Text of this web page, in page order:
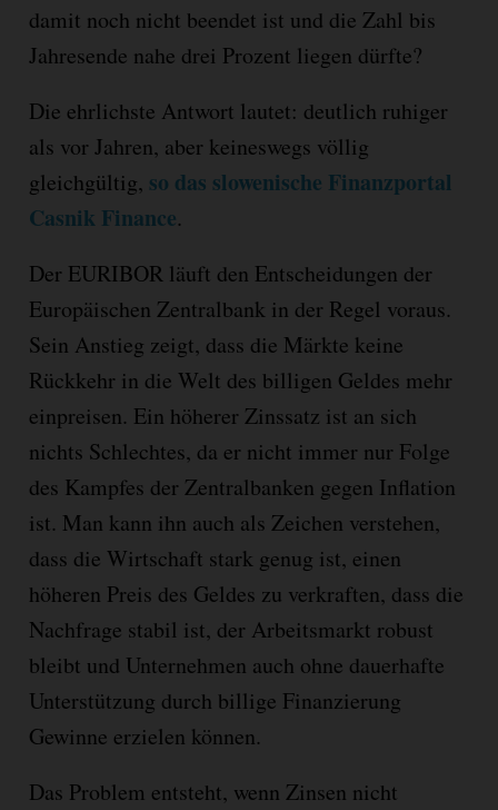
damit noch nicht beendet ist und die Zahl bis
Jahresende nahe drei Prozent liegen dürfte?
Die ehrlichste Antwort lautet: deutlich ruhiger
als vor Jahren, aber keineswegs völlig
gleichgültig, so das slowenische Finanzportal
Casnik Finance.
Der EURIBOR läuft den Entscheidungen der
Europäischen Zentralbank in der Regel voraus.
Sein Anstieg zeigt, dass die Märkte keine
Rückkehr in die Welt des billigen Geldes mehr
einpreisen. Ein höherer Zinssatz ist an sich
nichts Schlechtes, da er nicht immer nur Folge
des Kampfes der Zentralbanken gegen Inflation
ist. Man kann ihn auch als Zeichen verstehen,
dass die Wirtschaft stark genug ist, einen
höheren Preis des Geldes zu verkraften, dass die
Nachfrage stabil ist, der Arbeitsmarkt robust
bleibt und Unternehmen auch ohne dauerhafte
Unterstützung durch billige Finanzierung
Gewinne erzielen können.
Das Problem entsteht, wenn Zinsen nicht